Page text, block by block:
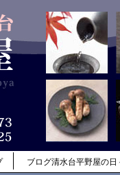
ブログ清水台平野屋の日